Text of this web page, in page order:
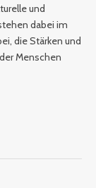
und
dabei im
die Stärken und
Menschen